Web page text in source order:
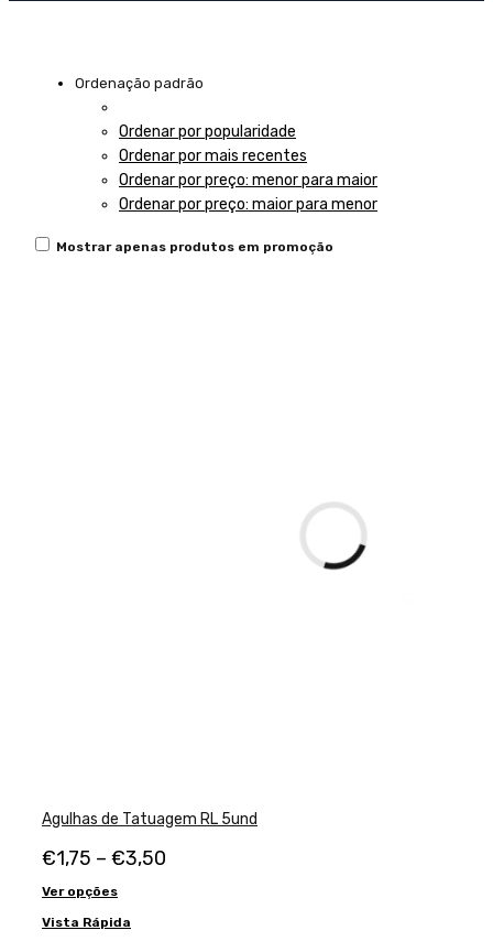
Ordenação padrão
Ordenar por popularidade
Ordenar por mais recentes
Ordenar por preço: menor para maior
Ordenar por preço: maior para menor
Mostrar apenas produtos em promoção
Agulhas de Tatuagem RL 5und
€1,75 – €3,50
Ver opções
Vista Rápida